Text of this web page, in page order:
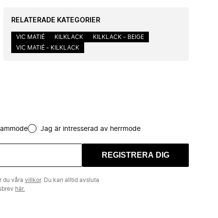
RELATERADE KATEGORIER
VIC MATIÉ KILKLACK
KILKLACK - BEIGE
VIC MATIÉ - KILKLACK
Jag är intresserad av herrmode
REGISTRERA DIG
du våra villkor. Du kan alltid avsluta
här.